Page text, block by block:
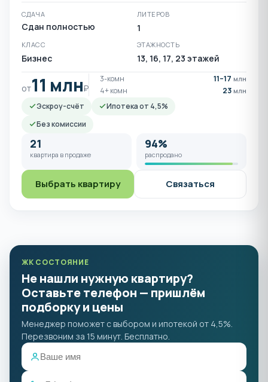
СДАЧА
Сдан полностью
ЛИТЕРОВ
1
КЛАСС
Бизнес
ЭТАЖНОСТЬ
13, 16, 17, 23 этажей
от11 млн₽
3-комн 11–17 млн
4+ комн 23 млн
Эскроу-счёт
Ипотека от 4,5%
Без комиссии
21
квартира в продаже
94%
распродано
Выбрать квартиру Связаться
ЖК СОСТОЯНИЕ
Не нашли нужную квартиру?
Оставьте телефон — пришлём
подборку и цены
Менеджер поможет с выбором и ипотекой от 4,5%.
Перезвоним за 15 минут. Бесплатно.